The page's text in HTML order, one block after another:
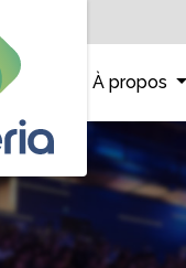
Accueil À propos